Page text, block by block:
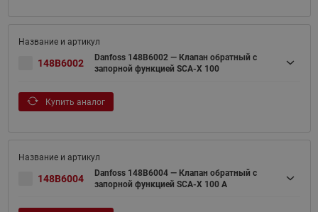
148B6002
Danfoss 148B6002 — Клапан обратный с
запорной функцией SCA-X 100
Купить аналог
148B6004
Danfoss 148B6004 — Клапан обратный с
запорной функцией SCA-X 100 A